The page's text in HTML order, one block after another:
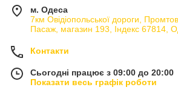
м. Одеса
7км Овідіопольської дороги,
Пасаж, магазин 193, Індекс 67814,
Контакти
Сьогодні працює з 09:00 до 20:00
Показати весь графік роботи